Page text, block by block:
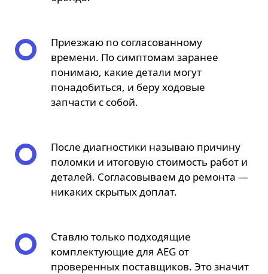
Приезжаю по согласованному
времени. По симптомам заранее
понимаю, какие детали могут
понадобиться, и беру ходовые
запчасти с собой.
После диагностики называю причину
поломки и итоговую стоимость работ и
деталей. Согласовываем до ремонта —
никаких скрытых доплат.
Ставлю только подходящие
комплектующие для AEG от
проверенных поставщиков. Это значит